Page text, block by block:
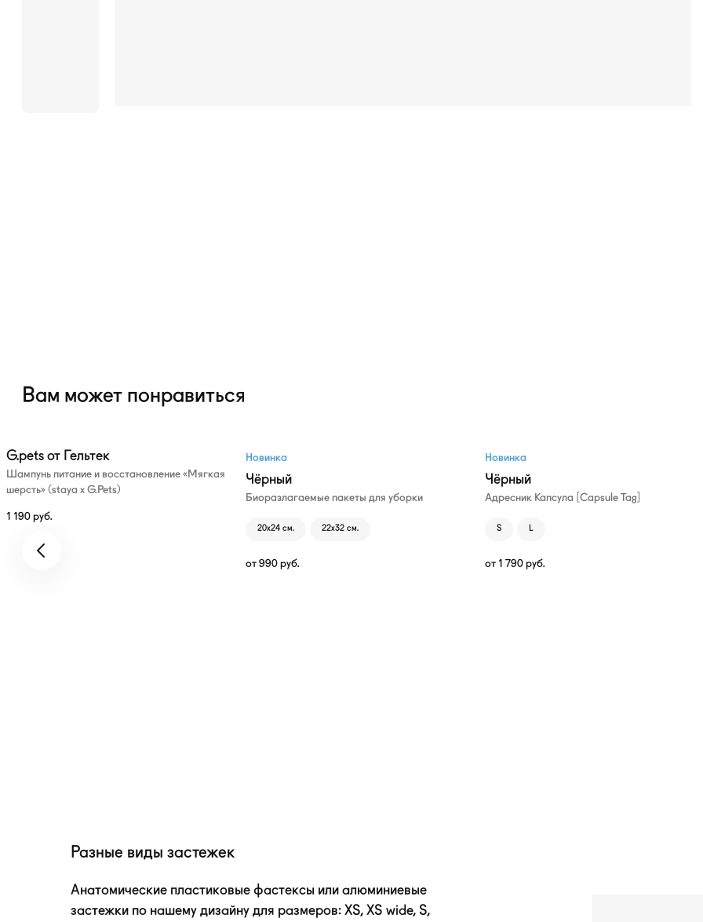
Вам может понравиться
G.pets от Гельтек
Шампунь питание и восстановление «Мягкая
шерсть» (staya х G.Pets)
1 190 руб.
Новинка
Чёрный
Биоразлагаемые пакеты для уборки
20х24 см. 22х32 см.
от 990 руб.
Новинка
Чёрный
Адресник Капсула [Capsule Tag]
S L
от 1 790 руб.
Разные виды застежек
Анатомические пластиковые фастексы или алюминиевые
застежки по нашему дизайну для размеров: XS, XS wide, S,